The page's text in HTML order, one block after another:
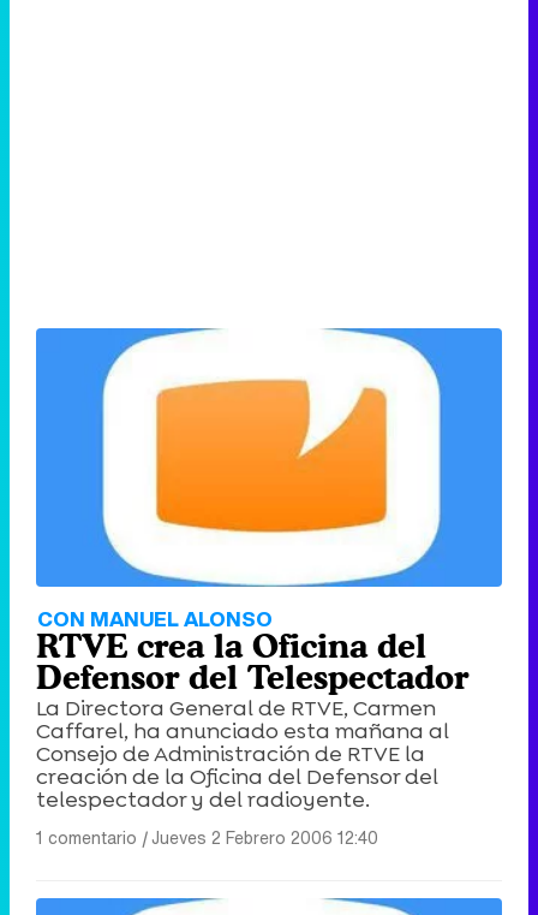
CON MANUEL ALONSO
RTVE crea la Oficina del
Defensor del Telespectador
La Directora General de RTVE, Carmen
Caffarel, ha anunciado esta mañana al
Consejo de Administración de RTVE la
creación de la Oficina del Defensor del
telespectador y del radioyente.
1 comentario |Jueves 2 Febrero 2006 12:40